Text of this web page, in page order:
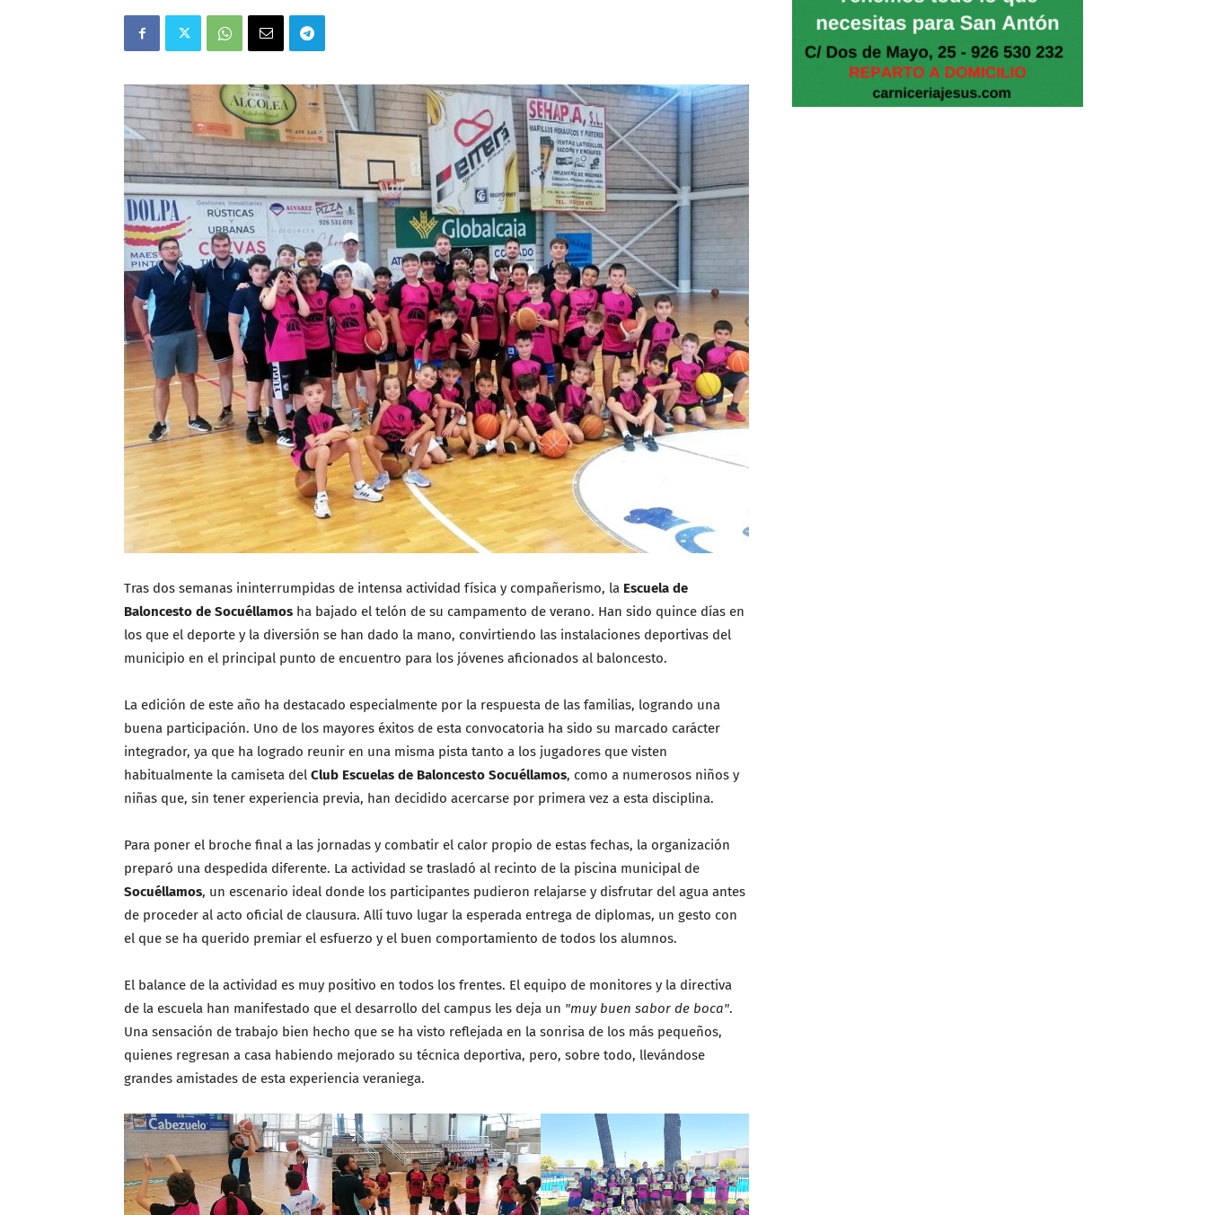
Tras dos semanas ininterrumpidas de intensa actividad física y compañerismo, la Escuela de
Baloncesto de Socuéllamos ha bajado el telón de su campamento de verano. Han sido quince días en
los que el deporte y la diversión se han dado la mano, convirtiendo las instalaciones deportivas del
municipio en el principal punto de encuentro para los jóvenes aficionados al baloncesto.
La edición de este año ha destacado especialmente por la respuesta de las familias, logrando una
buena participación. Uno de los mayores éxitos de esta convocatoria ha sido su marcado carácter
integrador, ya que ha logrado reunir en una misma pista tanto a los jugadores que visten
habitualmente la camiseta del Club Escuelas de Baloncesto Socuéllamos, como a numerosos niños y
niñas que, sin tener experiencia previa, han decidido acercarse por primera vez a esta disciplina.
Para poner el broche final a las jornadas y combatir el calor propio de estas fechas, la organización
preparó una despedida diferente. La actividad se trasladó al recinto de la piscina municipal de
Socuéllamos, un escenario ideal donde los participantes pudieron relajarse y disfrutar del agua antes
de proceder al acto oficial de clausura. Allí tuvo lugar la esperada entrega de diplomas, un gesto con
el que se ha querido premiar el esfuerzo y el buen comportamiento de todos los alumnos.
El balance de la actividad es muy positivo en todos los frentes. El equipo de monitores y la directiva
de la escuela han manifestado que el desarrollo del campus les deja un "muy buen sabor de boca".
Una sensación de trabajo bien hecho que se ha visto reflejada en la sonrisa de los más pequeños,
quienes regresan a casa habiendo mejorado su técnica deportiva, pero, sobre todo, llevándose
grandes amistades de esta experiencia veraniega.